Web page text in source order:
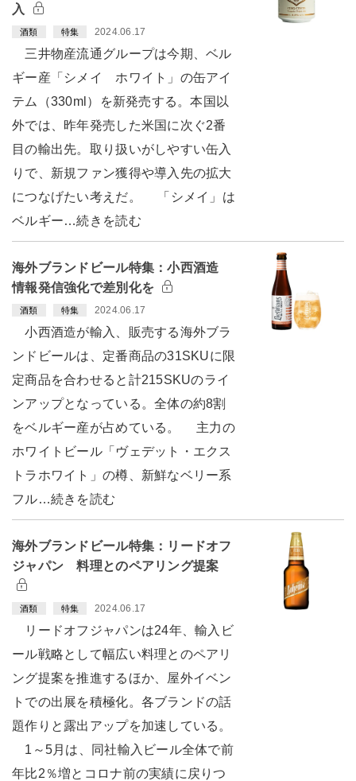
入
酒類 特集 2024.06.17
三井物産流通グループは今期、ベル
ギー産「シメイ ホワイト」の缶アイ
テム（330ml）を新発売する。本国以
外では、昨年発売した米国に次ぐ2番
目の輸出先。取り扱いがしやすい缶入
りで、新規ファン獲得や導入先の拡大
につなげたい考えだ。 「シメイ」は
ベルギー…続きを読む
海外ブランドビール特集：小西酒造
情報発信強化で差別化を
酒類 特集 2024.06.17
小西酒造が輸入、販売する海外ブラ
ンドビールは、定番商品の31SKUに限
定商品を合わせると計215SKUのライ
ンアップとなっている。全体の約8割
をベルギー産が占めている。 主力の
ホワイトビール「ヴェデット・エクス
トラホワイト」の樽、新鮮なベリー系
フル…続きを読む
海外ブランドビール特集：リードオフ
ジャパン 料理とのペアリング提案
酒類 特集 2024.06.17
リードオフジャパンは24年、輸入ビ
ール戦略として幅広い料理とのペアリ
ング提案を推進するほか、屋外イベン
トでの出展を積極化。各ブランドの話
題作りと露出アップを加速している。
1～5月は、同社輸入ビール全体で前
年比2％増とコロナ前の実績に戻りつ